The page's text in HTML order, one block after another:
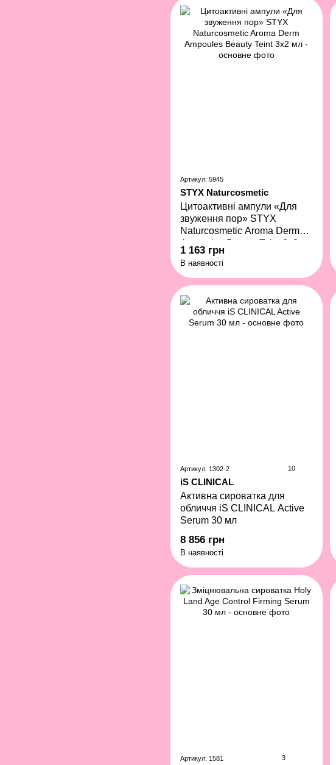
Артикул: 5945
STYX Naturcosmetic
Цитоактивні ампули «Для
звуження пор» STYX
Naturcosmetic Aroma Derm
Ampoules Beauty Teint 3x2
мл
1 163 грн
В наявності
Артикул: 1302-2 10
iS CLINICAL
Активна сироватка для
обличчя iS CLINICAL Active
Serum 30 мл
8 856 грн
В наявності
Артикул: 1581 3